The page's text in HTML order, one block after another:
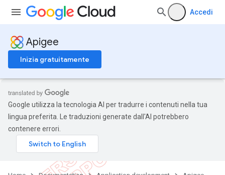
Accedi
Apigee
Inizia gratuitamente
Google utilizza la tecnologia AI per tradurre i contenuti nella tua
lingua preferita. Le traduzioni generate dall'AI potrebbero
contenere errori.